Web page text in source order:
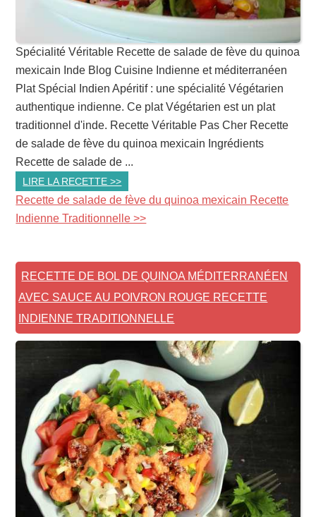
Spécialité Véritable Recette de salade de fève du quinoa
mexicain Inde Blog Cuisine Indienne et méditerranéen
Plat Spécial Indien Apéritif : une spécialité Végétarien
authentique indienne. Ce plat Végétarien est un plat
traditionnel d'inde. Recette Véritable Pas Cher Recette
de salade de fève du quinoa mexicain Ingrédients
Recette de salade de ...
LIRE LA RECETTE >>
Recette de salade de fève du quinoa mexicain Recette
Indienne Traditionnelle >>
RECETTE DE BOL DE QUINOA MÉDITERRANÉEN
AVEC SAUCE AU POIVRON ROUGE RECETTE
INDIENNE TRADITIONNELLE